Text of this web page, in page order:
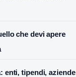
che devi apere
enti, tipendi, aziende